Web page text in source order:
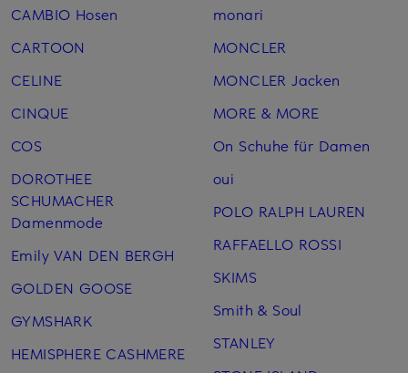
CAMBIO Hosen
CARTOON
CELINE
CINQUE
COS
DOROTHEE
SCHUMACHER
Damenmode
Emily VAN DEN BERGH
GOLDEN GOOSE
GYMSHARK
HEMISPHERE CASHMERE
monari
MONCLER
MONCLER Jacken
MORE & MORE
On Schuhe für Damen
oui
POLO RALPH LAUREN
RAFFAELLO ROSSI
SKIMS
Smith & Soul
STANLEY